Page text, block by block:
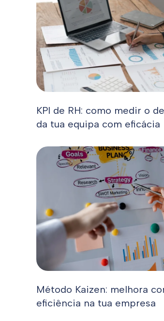
KPI de RH: como medir o
da tua equipa com eficácia
Método Kaizen: melhora
eficiência na tua empresa